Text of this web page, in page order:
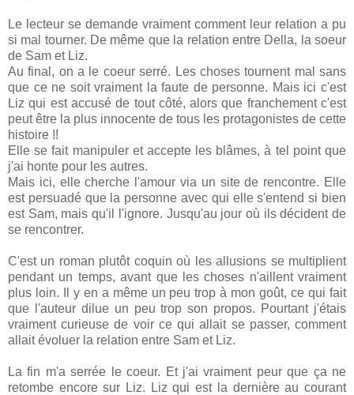
Le lecteur se demande vraiment comment leur relation a pu
si mal tourner. De même que la relation entre Della, la soeur
de Sam et Liz.
Au final, on a le coeur serré. Les choses tournent mal sans
que ce ne soit vraiment la faute de personne. Mais ici c'est
Liz qui est accusé de tout côté, alors que franchement c'est
peut être la plus innocente de tous les protagonistes de cette
histoire !!
Elle se fait manipuler et accepte les blâmes, à tel point que
j'ai honte pour les autres.
Mais ici, elle cherche l'amour via un site de rencontre. Elle
est persuadé que la personne avec qui elle s'entend si bien
est Sam, mais qu'il l'ignore. Jusqu'au jour où ils décident de
se rencontrer.
C'est un roman plutôt coquin où les allusions se multiplient
pendant un temps, avant que les choses n'aillent vraiment
plus loin. Il y en a même un peu trop à mon goût, ce qui fait
que l'auteur dilue un peu trop son propos. Pourtant j'étais
vraiment curieuse de voir ce qui allait se passer, comment
allait évoluer la relation entre Sam et Liz.
La fin m'a serrée le coeur. Et j'ai vraiment peur que ça ne
retombe encore sur Liz. Liz qui est la dernière au courant